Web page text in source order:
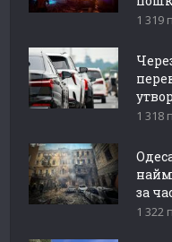
1 319
1 318
за
1 322